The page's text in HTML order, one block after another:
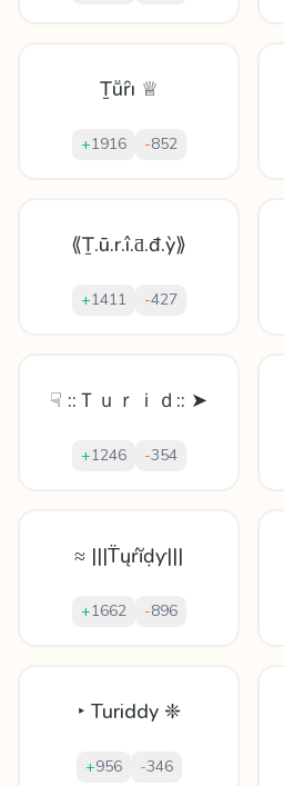
Ṯṻȓı ♕
+1916 -852
⟪Ṯ.ū.r.î.ƌ.đ.ỳ⟫
+1411 -427
☟ ::Ｔｕｒｉｄ:: ➤
+1246 -354
≈ |||T̈ųŕĭḍƴ|||
+1662 -896
‣ Turiddy ❈
+956 -346